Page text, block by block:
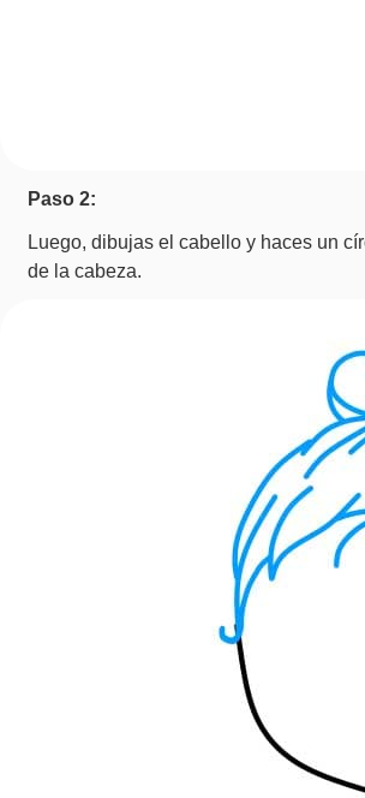
Paso 2:
Luego, dibujas el cabello y haces un
de la cabeza.